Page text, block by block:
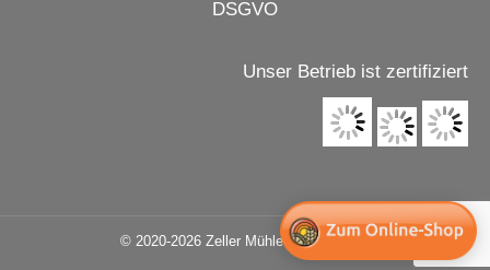
DSGVO
Unser Betrieb ist zertifiziert
© 2020-2026 Zeller Mühle Huber GmbH